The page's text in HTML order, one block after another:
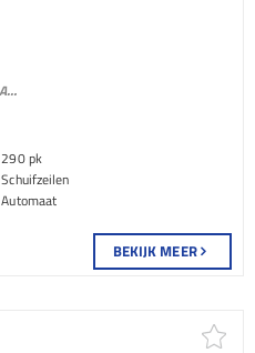
19TONNER CURTAINSIDER 1500KG LADEBORDWAND AUTOMATIC ACC EURO 6
290 pk
Schuifzeilen
Automaat
BEKIJK MEER